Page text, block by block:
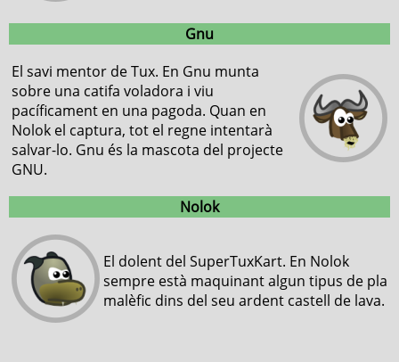
Gnu
El savi mentor de Tux. En Gnu munta
sobre una catifa voladora i viu
pacíficament en una pagoda. Quan en
Nolok el captura, tot el regne intentarà
salvar-lo. Gnu és la mascota del projecte
GNU.
Nolok
El dolent del SuperTuxKart. En Nolok
sempre està maquinant algun tipus de pla
malèfic dins del seu ardent castell de lava.